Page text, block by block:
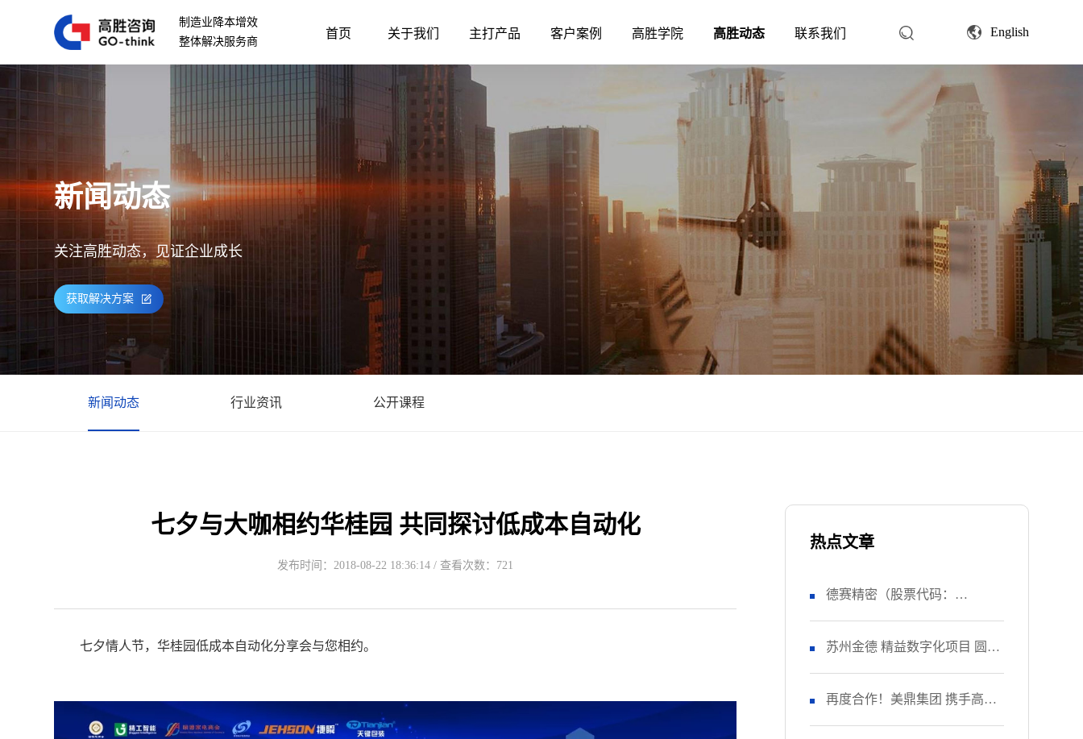
制造业降本增效
整体解决服务商
首页 关于我们 主打产品 客户案例 高胜学院 高胜动态 联系我们 English
新闻动态
关注高胜动态，见证企业成长
获取解决方案
新闻动态 行业资讯 公开课程
七夕与大咖相约华桂园 共同探讨低成本自动化
发布时间：2018-08-22 18:36:14 / 查看次数：721
七夕情人节，华桂园低成本自动化分享会与您相约。
热点文章
德赛精密（股票代码：
SZ000049） 正式启动 管理升级
&精益注塑项目！
苏州金德 精益数字化项目 圆满
收官
再度合作！美鼎集团 携手高胜